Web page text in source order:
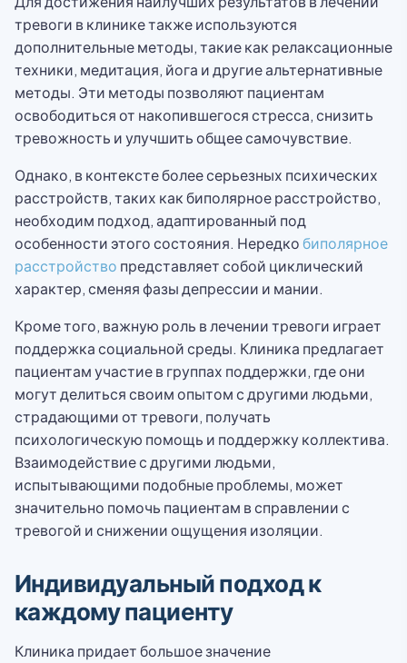
тревоги в клинике также используются
дополнительные методы, такие как релаксационные
техники, медитация, йога и другие альтернативные
методы. Эти методы позволяют пациентам
освободиться от накопившегося стресса, снизить
тревожность и улучшить общее самочувствие.
Однако, в контексте более серьезных психических
расстройств, таких как биполярное расстройство,
необходим подход, адаптированный под
особенности этого состояния. Нередкобиполярное
расстройство представляет собой циклический
характер, сменяя фазы депрессии и мании.
Кроме того, важную роль в лечении тревоги играет
поддержка социальной среды. Клиника предлагает
пациентам участие в группах поддержки, где они
могут делиться своим опытом с другими людьми,
страдающими от тревоги, получать
психологическую помощь и поддержку коллектива.
Взаимодействие с другими людьми,
испытывающими подобные проблемы, может
значительно помочь пациентам в справлении с
тревогой и снижении ощущения изоляции.
Индивидуальный подход к
каждому пациенту
Клиника придает большое значение